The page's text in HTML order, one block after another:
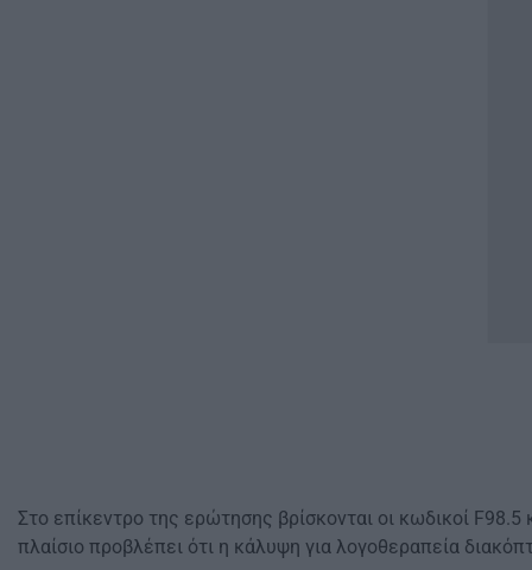
Στο επίκεντρο της ερώτησης βρίσκονται οι κωδικοί
πλαίσιο προβλέπει ότι η κάλυψη για λογοθεραπεία